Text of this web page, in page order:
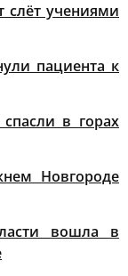
слёт учениями
пациента к
в горах
Новгороде
вошла в